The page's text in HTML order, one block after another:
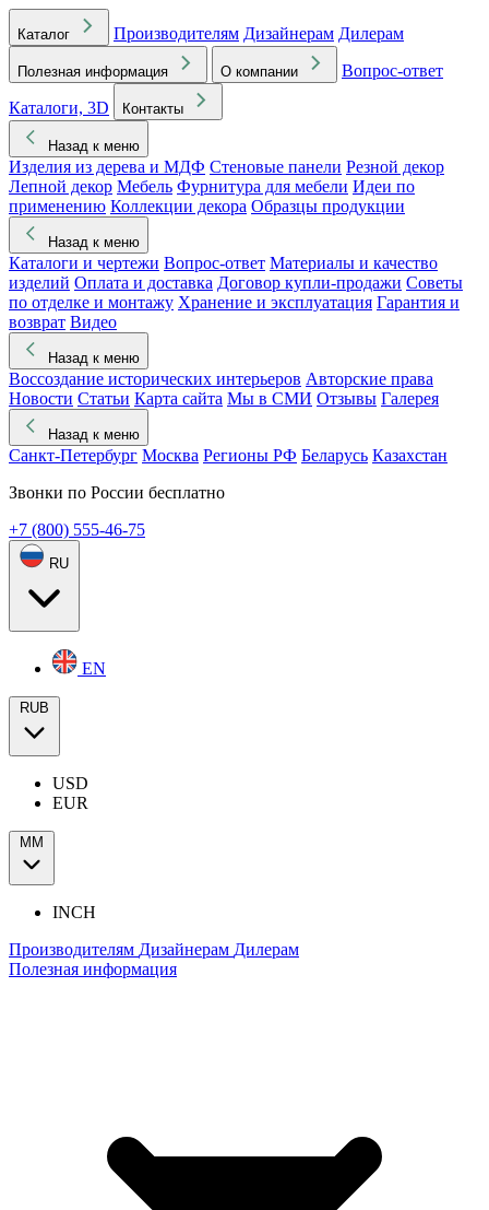
Каталог Производителям Дизайнерам Дилерам
Полезная информация О компании
Вопрос-ответ
Каталоги, 3D
Контакты
Назад к меню
Изделия из дерева и МДФ Стеновые панели Резной декор
Лепной декор Мебель Фурнитура для мебели Идеи по
применению Коллекции декора Образцы продукции
Назад к меню
Каталоги и чертежи Вопрос-ответ Материалы и качество
изделий Оплата и доставка Договор купли-продажи Советы
по отделке и монтажу Хранение и эксплуатация Гарантия и
возврат Видео
Назад к меню
Воссоздание исторических интерьеров Авторские права
Новости Статьи Карта сайта Мы в СМИ Отзывы Галерея
Назад к меню
Санкт-Петербург Москва Регионы РФ Беларусь Казахстан
Звонки по России бесплатно
+7 (800) 555-46-75
RU
EN
RUB
USD
EUR
ММ
INCH
Производителям Дизайнерам Дилерам
Полезная информация